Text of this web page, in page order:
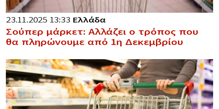
23.11.2025 13:33 Ελλάδα
Σούπερ μάρκετ: Αλλάζει ο τρόπος που
θα πληρώνουμε από 1η Δεκεμβρίου